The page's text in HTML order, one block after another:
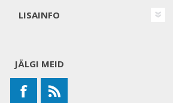
LISAINFO
JÄLGI MEID